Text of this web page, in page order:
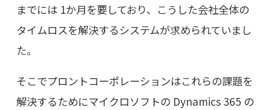
までには 1か月を要しており、こうした会社全体の
タイムロスを解決するシステムが求められていまし
た。
そこでプロントコーポレーションはこれらの課題を
解決するためにマイクロソフトの Dynamics 365 の